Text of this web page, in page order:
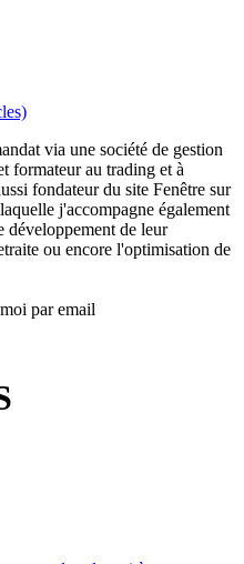
via une société de gestion
formateur au trading et à
fondateur du site Fenêtre sur
j'accompagne également
développement de leur
ou encore l'optimisation de
par email